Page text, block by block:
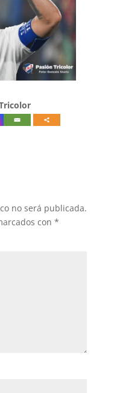
no será publicada.
con *